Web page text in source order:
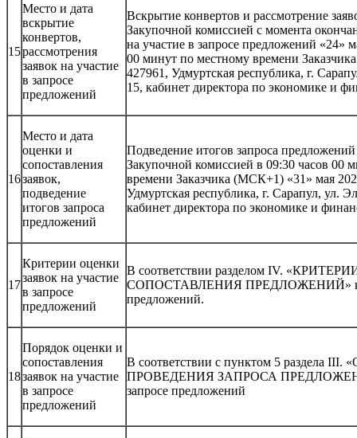
15
Место и дата
вскрытие
конвертов,
рассмотрения
заявок на участие
в запросе
предложений
Вскрытие конвертов и рассмотрение
Закупочной комиссией с момента
на участие в запросе предложений «24»
00 минут по местному времени
427961, Удмуртская республика, г.
15, кабинет директора по экономике и
16
Место и дата
оценки и
сопоставления
заявок,
подведение
итогов запроса
предложений
Подведение итогов запроса предложений
Закупочной комиссией в 09:30 часов 00
времени Заказчика (МСК+1) «31» мая
Удмуртская республика, г. Сарапул, ул.
кабинет директора по экономике и
17
Критерии оценки
заявок на участие
в запросе
предложений
В соответствии разделом IV.
СОПОСТАВЛЕНИЯ ПРЕДЛОЖЕНИЙ» к
предложений.
18
Порядок оценки и
сопоставления
заявок на участие
в запросе
предложений
В соответствии с пунктом 5 раздела
ПРОВЕДЕНИЯ ЗАПРОСА
запросе предложений